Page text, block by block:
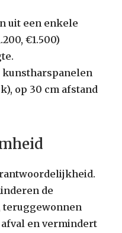
uit een enkele
€1.500)
kunstharspanelen
op 30 cm afstand
de
en vermindert